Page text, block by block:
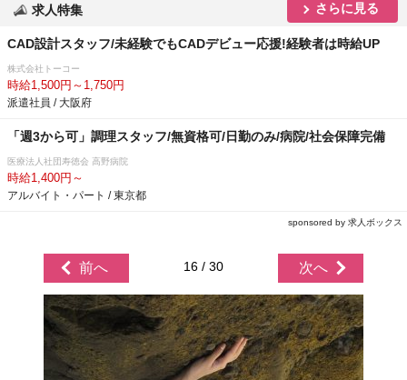
求人特集 さらに見る
CAD設計スタッフ/未経験でもCADデビュー応援!経験者は時給UP
株式会社トーコー
時給1,500円～1,750円
派遣社員 / 大阪府
「週3から可」調理スタッフ/無資格可/日勤のみ/病院/社会保障完備
医療法人社団寿徳会 高野病院
時給1,400円～
アルバイト・パート / 東京都
sponsored by 求人ボックス
前へ 16 / 30 次へ